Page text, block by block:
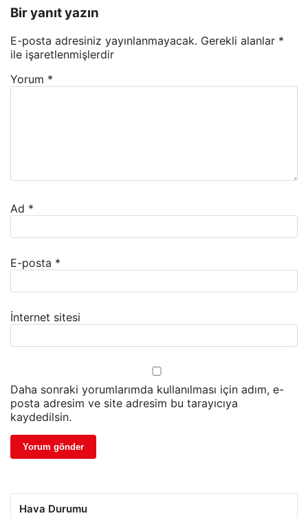
Bir yanıt yazın
E-posta adresiniz yayınlanmayacak. Gerekli alanlar *
ile işaretlenmişlerdir
Yorum *
Ad *
E-posta *
İnternet sitesi
Daha sonraki yorumlarımda kullanılması için adım, e-
posta adresim ve site adresim bu tarayıcıya
kaydedilsin.
Hava Durumu